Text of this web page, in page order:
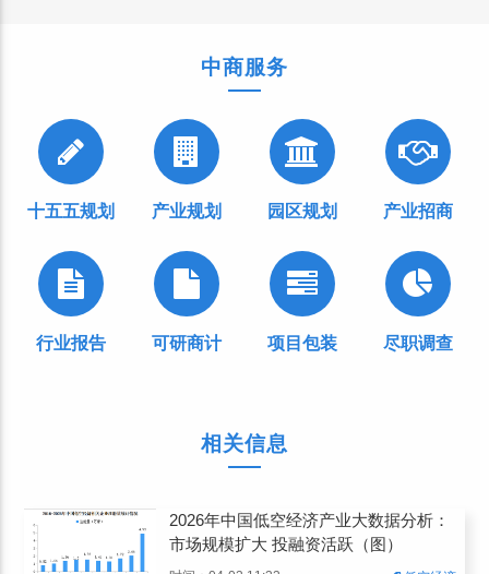
中商服务
十五五规划 产业规划 园区规划 产业招商
行业报告 可研商计 项目包装 尽职调查
相关信息
2026年中国低空经济产业大数据分析：
市场规模扩大 投融资活跃（图）